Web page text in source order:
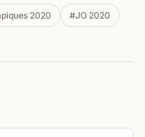
2020 #JO 2020